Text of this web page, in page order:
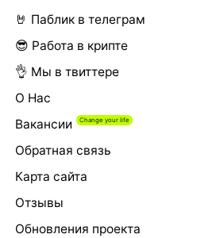
🤘 Паблик в телеграм
😎 Работа в крипте
👌 Мы в твиттере
О Нас
Вакансии
Обратная связь
Карта сайта
Отзывы
Обновления проекта